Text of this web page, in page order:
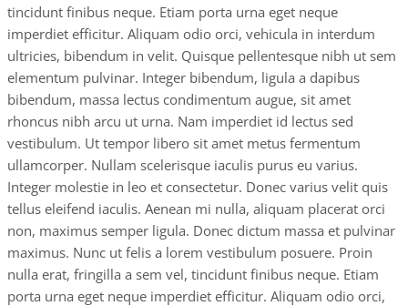
tincidunt finibus neque. Etiam porta urna eget neque
imperdiet efficitur. Aliquam odio orci, vehicula in interdum
ultricies, bibendum in velit. Quisque pellentesque nibh ut sem
elementum pulvinar. Integer bibendum, ligula a dapibus
bibendum, massa lectus condimentum augue, sit amet
rhoncus nibh arcu ut urna. Nam imperdiet id lectus sed
vestibulum. Ut tempor libero sit amet metus fermentum
ullamcorper. Nullam scelerisque iaculis purus eu varius.
Integer molestie in leo et consectetur. Donec varius velit quis
tellus eleifend iaculis. Aenean mi nulla, aliquam placerat orci
non, maximus semper ligula. Donec dictum massa et pulvinar
maximus. Nunc ut felis a lorem vestibulum posuere. Proin
nulla erat, fringilla a sem vel, tincidunt finibus neque. Etiam
porta urna eget neque imperdiet efficitur. Aliquam odio orci,